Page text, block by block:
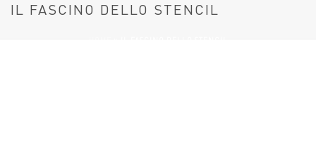
IL FASCINO DELLO STENCIL